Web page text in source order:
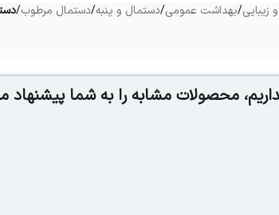
زیبایی/بهداشت عمومی/دستمال و پنبه/دستمال مرطوب/
محصولات مشابه را به شما پیشنهاد